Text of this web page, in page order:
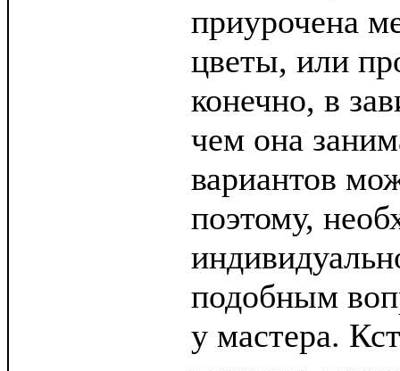
приурочена
цветы, или
конечно, в
чем она
вариантов
поэтому,
подобным
у мастера.